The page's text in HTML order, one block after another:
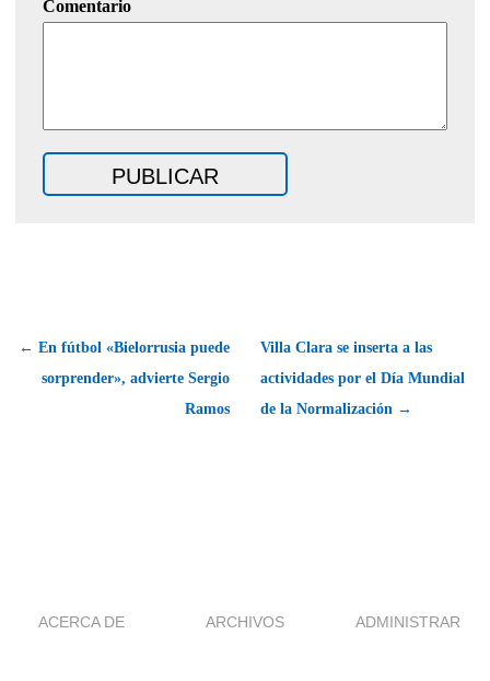
Comentario
← En fútbol «Bielorrusia puede
sorprender», advierte Sergio
Ramos
Villa Clara se inserta a las
actividades por el Día Mundial
de la Normalización →
ACERCA DE ARCHIVOS ADMINISTRAR